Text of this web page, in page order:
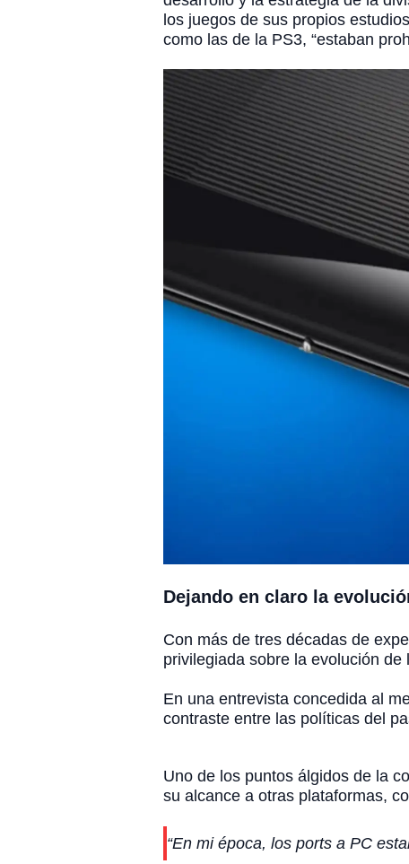
los juegos de sus propios
como las de la PS3, “estaban
Dejando en claro la
Con más de tres décadas de
privilegiada sobre la evolución de
En una entrevista concedida al
contraste entre las políticas del
Uno de los puntos álgidos de la
su alcance a otras plataformas,
“En mi época, los ports a PC